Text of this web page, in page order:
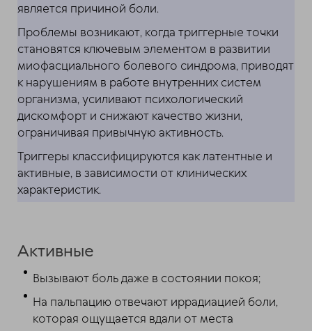
является причиной боли.
Проблемы возникают, когда триггерные точки
становятся ключевым элементом в развитии
миофасциального болевого синдрома, приводят
к нарушениям в работе внутренних систем
организма, усиливают психологический
дискомфорт и снижают качество жизни,
ограничивая привычную активность.
Триггеры классифицируются как латентные и
активные, в зависимости от клинических
характеристик.
Активные
Вызывают боль даже в состоянии покоя;
На пальпацию отвечают иррадиацией боли,
которая ощущается вдали от места